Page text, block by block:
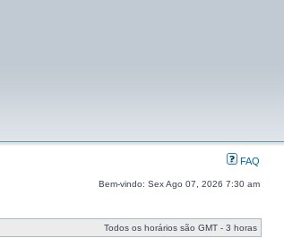
FAQ
Bem-vindo: Sex Ago 07, 2026 7:30 am
Todos os horários são GMT - 3 horas